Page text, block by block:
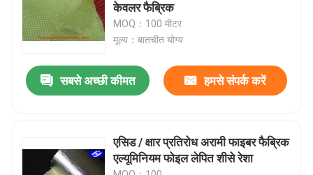
हमसे संपर्क करें
समाचार
कार्बन अरामी फैब्रिक
केवलर फैब्रिक
MOQ：100 मीटर
मूल्य：बातचीत योग्य
सबसे अच्छी कीमत हमसे संपर्क करें
एसिड / क्षार प्रतिरोध अरामी फाइबर फैब्रिक
एल्यूमिनियम फोइल लेपित शीसे रेशा